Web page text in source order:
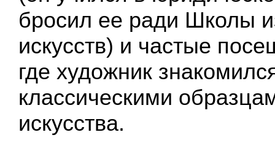
бросил ее ради Школы
искусств) и частые
где художник
классическими
искусства.